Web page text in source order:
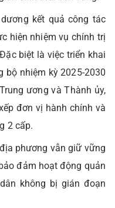
kết quả công tác
hiện nhiệm vụ chính trị
biệt là việc triển khai
bộ nhiệm kỳ 2025-2030
ương và Thành ủy,
đơn vị hành chính và
2 cấp.
phương vẫn giữ vững
đảm hoạt động quản
không bị gián đoạn